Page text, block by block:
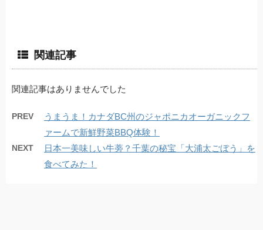
関連記事
関連記事はありませんでした
PREV
うまうま！カナダBC州のジャポニカオーガニックフ
ァームで新鮮野菜BBQ体験！
NEXT
日本一美味しい牛蒡？千葉の秘宝「大浦太ごぼう」を
食べてみた！